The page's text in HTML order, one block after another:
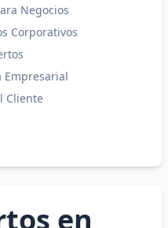
Negocios
Corporativos
Empresarial
Cliente
en